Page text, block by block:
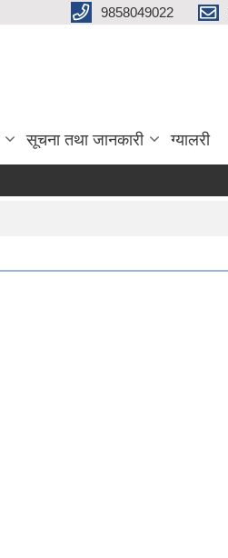
9858049022
सूचना तथा जानकारी ग्यालरी